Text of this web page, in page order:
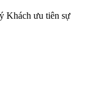
Khách ưu tiên sự